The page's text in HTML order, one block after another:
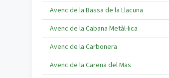
Avenc de la Bassa de la Llacuna
Avenc de la Cabana Metàl-lica
Avenc de la Carbonera
Avenc de la Carena del Mas